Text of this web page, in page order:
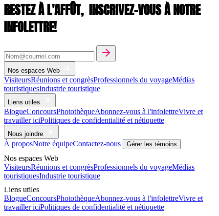
RESTEZ À L'AFFÛT, INSCRIVEZ-VOUS À NOTRE
INFOLETTRE!
Nos espaces Web
VisiteursRéunions et congrèsProfessionnels du voyageMédias
touristiquesIndustrie touristique
Liens utiles
BlogueConcoursPhotothèqueAbonnez-vous à l'infolettreVivre et
travailler iciPolitiques de confidentialité et nétiquette
Nous joindre
À proposNotre équipeContactez-nous Gérer les témoins
Nos espaces Web
VisiteursRéunions et congrèsProfessionnels du voyageMédias
touristiquesIndustrie touristique
Liens utiles
BlogueConcoursPhotothèqueAbonnez-vous à l'infolettreVivre et
travailler iciPolitiques de confidentialité et nétiquette